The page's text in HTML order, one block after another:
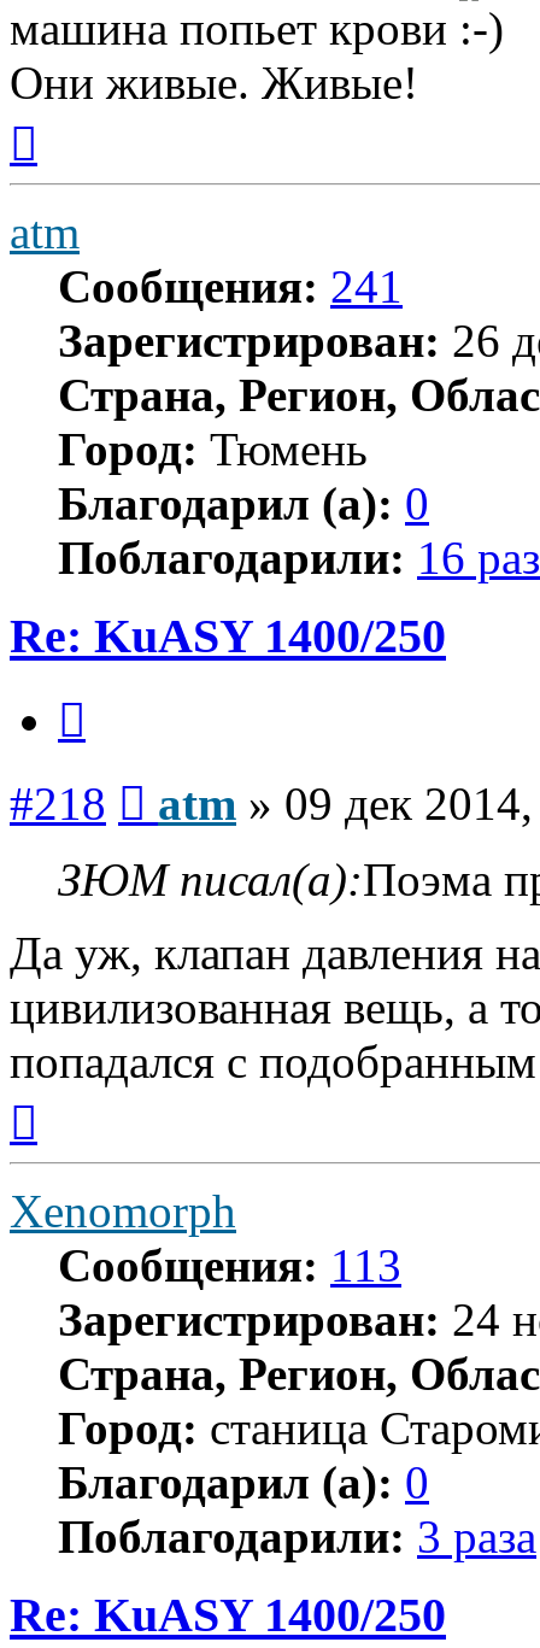
машина попьет крови
Они живые. Живые!
началу
atm
Сообщения: 241
Зарегистрирован: 26
Страна, Регион,
Город: Тюмень
Благодарил (а): 0
Поблагодарили: 16 раз
Re: KuASY 1400/250
#218 atm » 09 дек
ЗЮМ писал(а):Поэма
Да уж, клапан давления
цивилизованная вещь, а
попадался с
началу
Xenomorph
Сообщения: 113
Зарегистрирован: 24
Страна, Регион,
Город: станица
Благодарил (а): 0
Поблагодарили: 3 раза
Re: KuASY 1400/250